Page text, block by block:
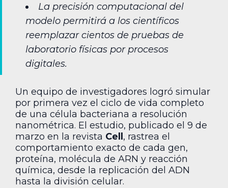
La precisión computacional del
modelo permitirá a los científicos
reemplazar cientos de pruebas de
laboratorio físicas por procesos
digitales.
Un equipo de investigadores logró simular
por primera vez el ciclo de vida completo
de una célula bacteriana a resolución
nanométrica. El estudio, publicado el 9 de
marzo en la revista Cell , rastrea el
comportamiento exacto de cada gen,
proteína, molécula de ARN y reacción
química, desde la replicación del ADN
hasta la división celular.